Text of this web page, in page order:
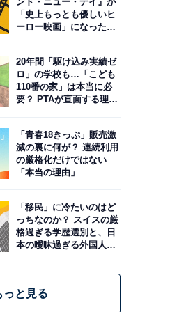
「史上もっとも優しいヒ
ーロー映画」になった理
20年間「駆け込み実績ゼ
ロ」の学校も…「こども
110番の家」は本当に必
要？ PTAが直面する理想
「青春18きっぷ」販売激
減の裏に何が？ 連続利用
の厳格化だけではない
「本当の理由」
「移民」に冷たいのはど
っちなのか？ スイスの厳
格過ぎる学歴選別と、日
本の曖昧過ぎる外国人政
っと見る